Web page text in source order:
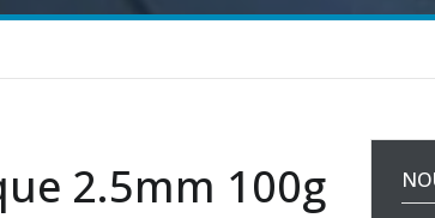
2.5mm 100g